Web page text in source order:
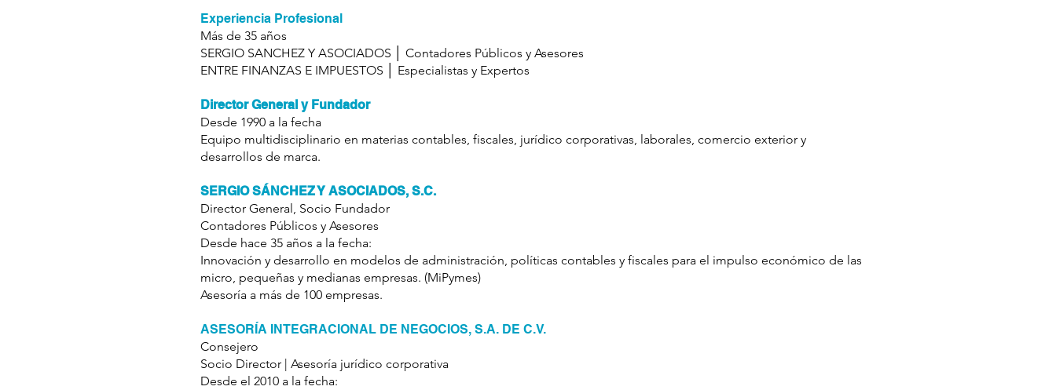
Experiencia Profesional
Más de 35 años
SERGIO SANCHEZ Y ASOCIADOS │ Contadores Públicos y Asesores
ENTRE FINANZAS E IMPUESTOS │ Especialistas y Expertos
Director General y Fundador
Desde 1990 a la fecha
Equipo multidisciplinario en materias contables, fiscales, jurídico corporativas, laborales, comercio exterior y
desarrollos de marca.
SERGIO SÁNCHEZ Y ASOCIADOS, S.C.
Director General, Socio Fundador
Contadores Públicos y Asesores
Desde hace 35 años a la fecha:
Innovación y desarrollo en modelos de administración, políticas contables y fiscales para el impulso económico de las
micro, pequeñas y medianas empresas. (MiPymes)
Asesoría a más de 100 empresas.
ASESORÍA INTEGRACIONAL DE NEGOCIOS, S.A. DE C.V.
Consejero
Socio Director | Asesoría jurídico corporativa
Desde el 2010 a la fecha: